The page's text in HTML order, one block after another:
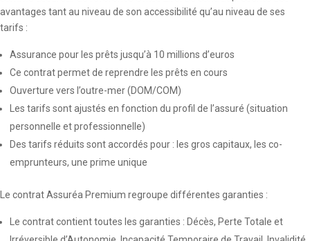
avantages tant au niveau de son accessibilité qu’au niveau de ses
tarifs :
Assurance pour les prêts jusqu’à 10 millions d’euros
Ce contrat permet de reprendre les prêts en cours
Ouverture vers l’outre-mer (DOM/COM)
Les tarifs sont ajustés en fonction du profil de l’assuré (situation
personnelle et professionnelle)
Des tarifs réduits sont accordés pour : les gros capitaux, les co-
emprunteurs, une prime unique
Le contrat Assuréa Premium regroupe différentes garanties :
Le contrat contient toutes les garanties : Décès, Perte Totale et